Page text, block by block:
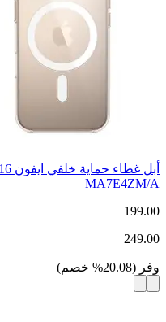
MA7E4ZM/A
199.00
249.00
وفر (
20.08
% خصم)